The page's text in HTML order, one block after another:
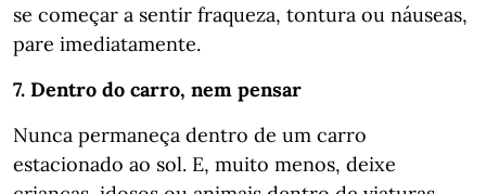
se começar a sentir fraqueza, tontura ou náuseas,
pare imediatamente.
7. Dentro do carro, nem pensar
Nunca permaneça dentro de um carro
estacionado ao sol. E, muito menos, deixe